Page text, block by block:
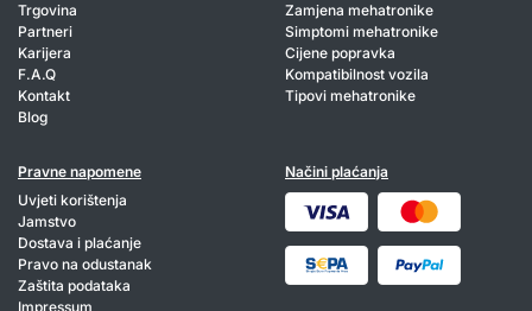
Trgovina
Partneri
Karijera
F.A.Q
Kontakt
Blog
Zamjena mehatronike
Simptomi mehatronike
Cijene popravka
Kompatibilnost vozila
Tipovi mehatronike
Pravne napomene
Uvjeti korištenja
Jamstvo
Dostava i plaćanje
Pravo na odustanak
Zaštita podataka
Impressum
Načini plaćanja